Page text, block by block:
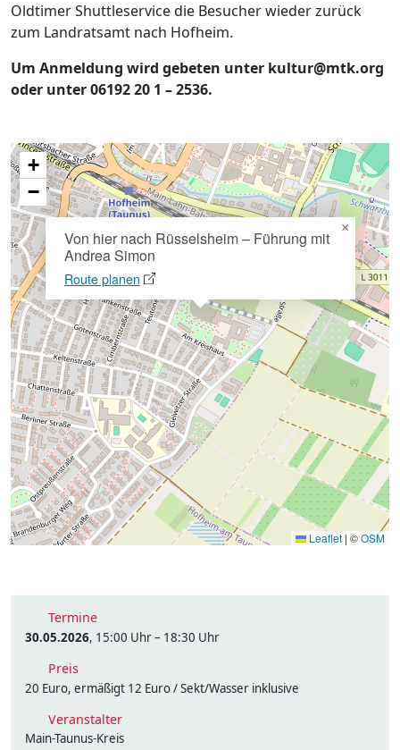
Oldtimer Shuttleservice die Besucher wieder zurück
zum Landratsamt nach Hofheim.
Um Anmeldung wird gebeten unter kultur@mtk.org
oder unter 06192 20 1 – 2536.
Von hier nach Rüsselsheim – Führung mit
Andrea Simon
Route planen
×
+
−
Leaflet | ©OSM
Termine
30.05.2026, 15:00 Uhr – 18:30 Uhr
Preis
20 Euro, ermäßigt 12 Euro / Sekt/Wasser inklusive
Veranstalter
Main-Taunus-Kreis